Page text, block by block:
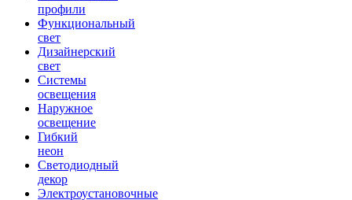
профили
Функциональный
свет
Дизайнерский
свет
Системы
освещения
Наружное
освещение
Гибкий
неон
Светодиодный
декор
Электроустановочные